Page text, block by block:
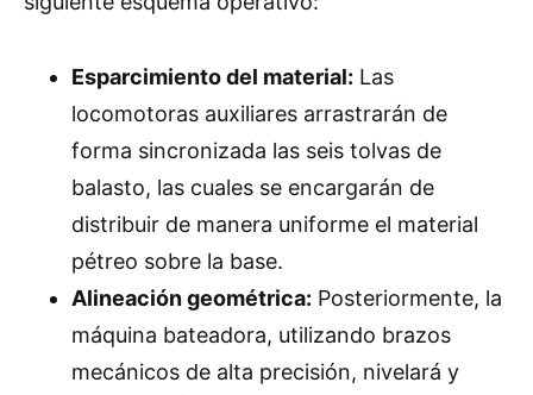
Esparcimiento del material: Las
locomotoras auxiliares arrastrarán de
forma sincronizada las seis tolvas de
balasto, las cuales se encargarán de
distribuir de manera uniforme el material
pétreo sobre la base.
Alineación geométrica: Posteriormente, la
máquina bateadora, utilizando brazos
mecánicos de alta precisión, nivelará y